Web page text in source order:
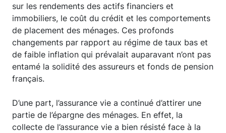
sur les rendements des actifs financiers et
immobiliers, le coût du crédit et les comportements
de placement des ménages. Ces profonds
changements par rapport au régime de taux bas et
de faible inflation qui prévalait auparavant n’ont pas
entamé la solidité des assureurs et fonds de pension
français.
D’une part, l’assurance vie a continué d’attirer une
partie de l’épargne des ménages. En effet, la
collecte de l’assurance vie a bien résisté face à la